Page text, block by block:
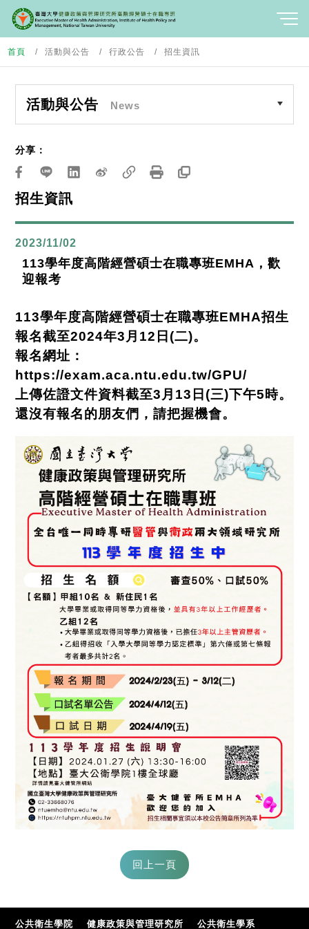
首頁 活動與公告 行政公告 招生資訊
活動與公告 News
招生資訊
分享：
2023/11/02
113學年度高階經營碩士在職專班EMHA，歡
迎報考
113學年度高階經營碩士在職專班EMHA招生
報名截至2024年3月12日(二)。
報名網址：
https://exam.aca.ntu.edu.tw/GPU/
上傳佐證文件資料截至3月13日(三)下午5時。
還沒有報名的朋友們，請把握機會。
公共衛生學院 健康政策與管理研究所 公共衛生學系